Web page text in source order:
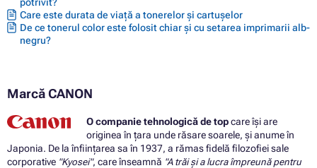
Care este durata de viață a tonerelor și cartușelor
De ce tonerul color este folosit chiar și cu setarea imprimarii alb-
negru?
Marcă CANON
O companie tehnologică de topcare își are
originea în țara unde răsare soarele, și anume în
Japonia. De la înființarea sa în 1937, a rămas fidelă filozofiei sale
corporative "Kyosei", care înseamnă "A trăi și a lucra împreună pentru